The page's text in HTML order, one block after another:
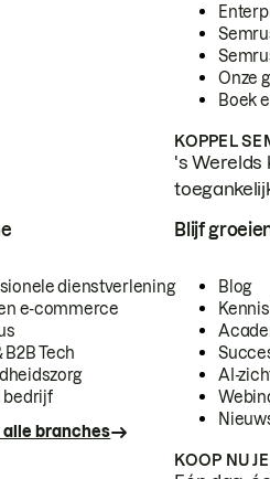
Onze
Boek
KOPPEL
's Werelds
dienstverlening
e-commerce
B2B Tech
bedrijf
alle branches
Blijf
Blog
AI-
KOOP NU